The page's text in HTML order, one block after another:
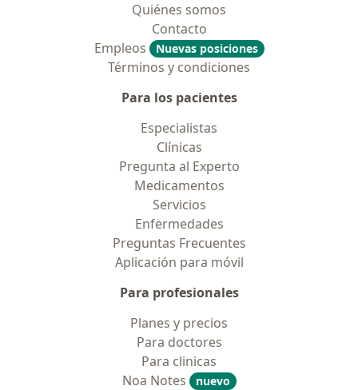
Quiénes somos
Contacto
Empleos
Nuevas posiciones
Términos y condiciones
Para los pacientes
Especialistas
Clínicas
Pregunta al Experto
Medicamentos
Servicios
Enfermedades
Preguntas Frecuentes
Aplicación para móvil
Para profesionales
Planes y precios
Para doctores
Para clinicas
Noa Notes
nuevo